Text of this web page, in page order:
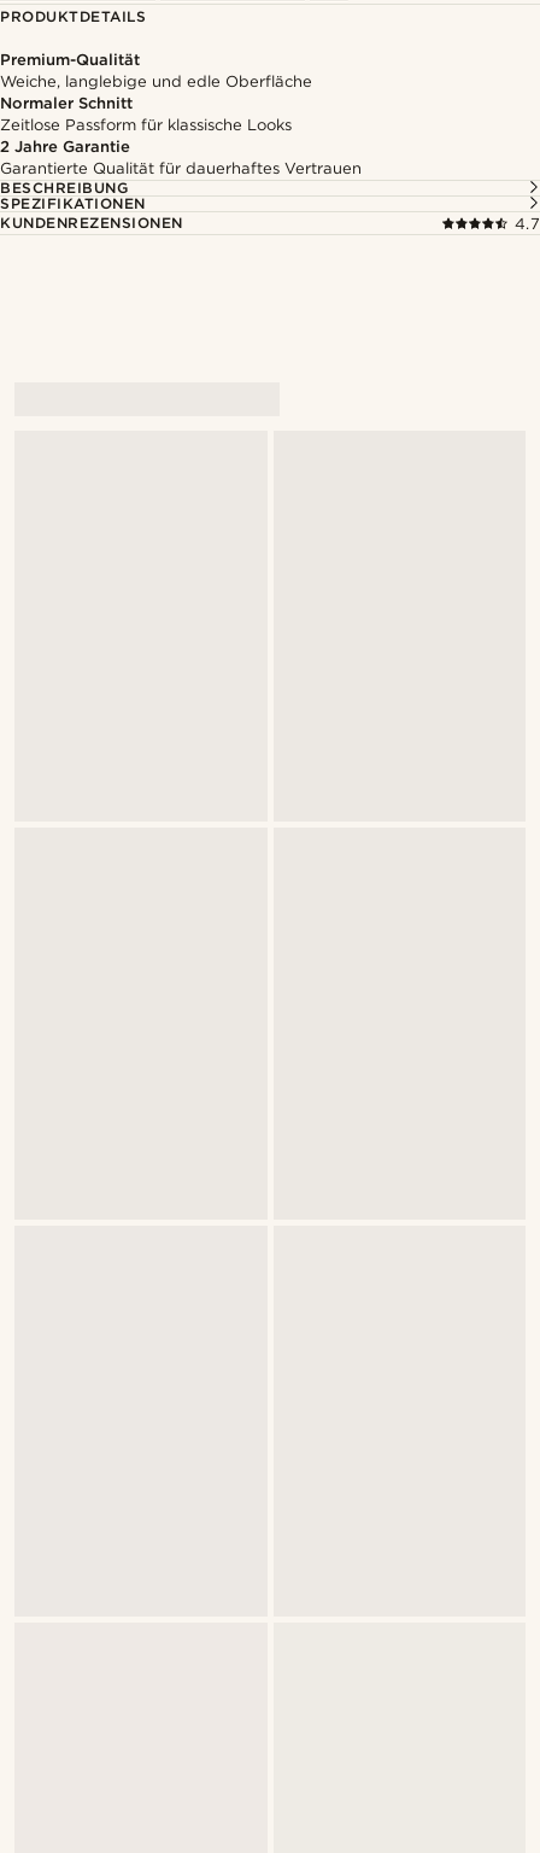
PRODUKTDETAILS
Premium-Qualität
Weiche, langlebige und edle Oberfläche
Normaler Schnitt
Zeitlose Passform für klassische Looks
2 Jahre Garantie
Garantierte Qualität für dauerhaftes Vertrauen
BESCHREIBUNG
SPEZIFIKATIONEN
KUNDENREZENSIONEN
4.7